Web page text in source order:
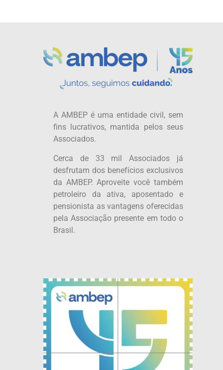
A AMBEP é uma entidade civil, sem
fins lucrativos, mantida pelos seus
Associados.
Cerca de 33 mil Associados já
desfrutam dos benefícios exclusivos
da AMBEP. Aproveite você também
petroleiro da ativa, aposentado e
pensionista as vantagens oferecidas
pela Associação presente em todo o
Brasil.